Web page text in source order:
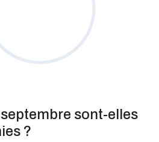
sont-elles
?